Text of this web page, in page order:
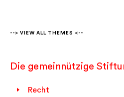
--> VIEW ALL THEMES <--
Die gemeinnützige
Recht